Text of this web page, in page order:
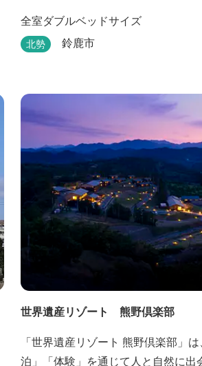
全室ダブルベッドサイズ
北勢 鈴鹿市
世界遺産リゾート 熊野倶楽部
「世界遺産リゾート 熊野倶楽部」
泊」「体験」を通じて人と自然に出